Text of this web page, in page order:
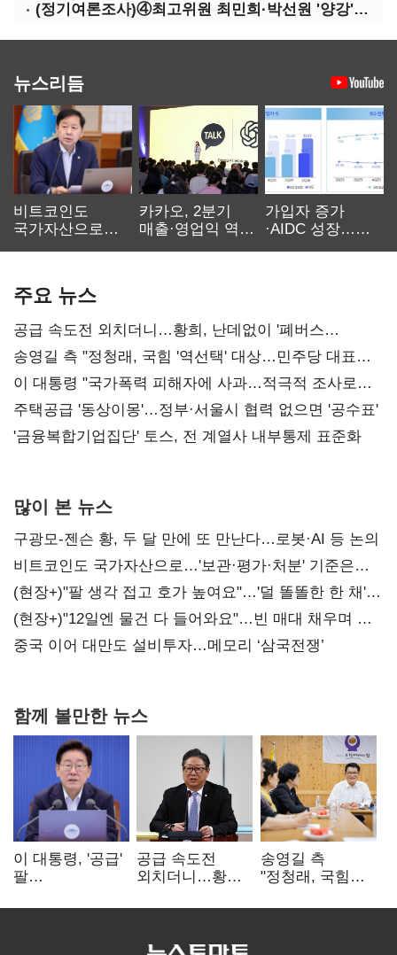
(정기여론조사)④최고위원 최민희·박선원 '양강'…서미화·이성윤·임미애 뒤이어
뉴스리듬
비트코인도
국가자산으로…'
카카오, 2분기
매출·영업익 역대
가입자 증가
·AIDC 성장…
주요 뉴스
공급 속도전 외치더니…황희, 난데없이 '폐버스
리모델링' 제안
송영길 측 "정청래, 국힘 '역선택' 대상…민주당 대표로
총선 지휘 못해"
이 대통령 "국가폭력 피해자에 사과…적극적 조사로
진실 밝혀야"
주택공급 '동상이몽'…정부·서울시 협력 없으면 '공수표'
'금융복합기업집단' 토스, 전 계열사 내부통제 표준화
많이 본 뉴스
구광모-젠슨 황, 두 달 만에 또 만난다…로봇·AI 등 논의
비트코인도 국가자산으로…'보관·평가·처분' 기준은
숙제
(현장+)"팔 생각 접고 호가 높여요"…'덜 똘똘한 한 채'
20억 키맞추기
(현장+)"12일엔 물건 다 들어와요"…빈 매대 채우며 문
연 홈플러스
중국 이어 대만도 설비투자…메모리 ‘삼국전쟁’
함께 볼만한 뉴스
이 대통령, '공급'
팔
여 내부선
공급 속도전
외치더니…황희,
리모델링' 제안
송영길 측
"정청래, 국힘
민주당 대표로